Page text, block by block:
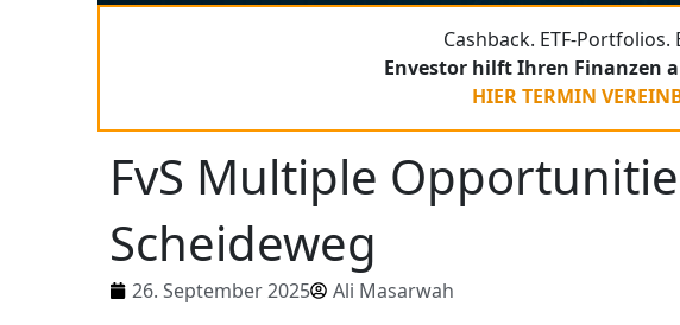
Cashback. ETF-Portfolios.
Envestor hilft Ihren Finanzen
HIER TERMIN
FvS Multiple
Scheideweg
26. September 2025
Ali Masarwah